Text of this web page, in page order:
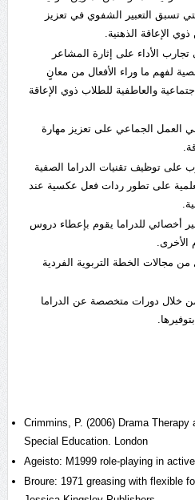
تسبق التعبير الشفوي في تعزيز
الإعاقة الذهنية.
الأداء على إثارة المشاعر
لفهم ما وراء الأفعال من معانٍ
والعاطفية للطلاب ذوي الإعاقة
العمل الجماعي على تعزيز مهارة
على توظيف تقنيات الدراما الصفية
على تطور ردات فعل عكسية عند
أخصائي للدراما يقوم بإعطاء دروس
الأخرى.
مجالات الخطة التربوية الفردية
خلال دورات متخصصة عن الدراما
Crimmins, P. (2006) Drama Therapy
Special Education. London
Ageisto: M1999 role-playing in
Broure: 1971 greasing with flexible